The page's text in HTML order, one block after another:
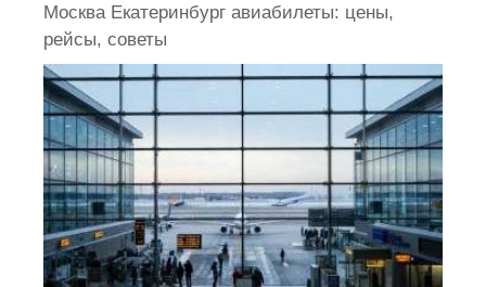
Москва Екатеринбург авиабилеты: цены,
рейсы, советы